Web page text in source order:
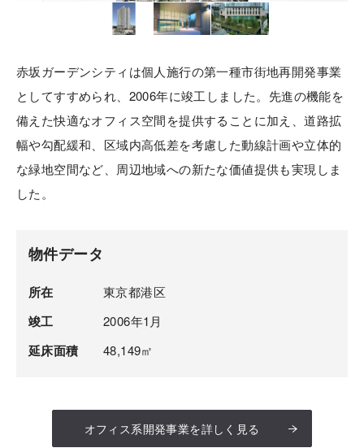
赤坂ガーデンシティは個人施行の第一種市街地再開発事業
としてすすめられ、2006年に竣工しました。先進の機能を
備えた快適なオフィス空間を提供することに加え、道路拡
幅や勾配緩和、区域内高低差を考慮した動線計画や立体的
な緑地空間など、周辺地域への新たな価値提供も実現しま
した。
物件データ
所在 東京都港区
竣工 2006年1月
延床面積 48,149㎡
オフィス系開発事業を詳しく見る